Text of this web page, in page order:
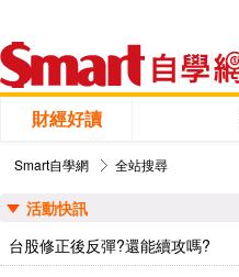
財經好讀
Smart自學網 全站搜尋
活動快訊
台股修正後反彈?還能續攻嗎?